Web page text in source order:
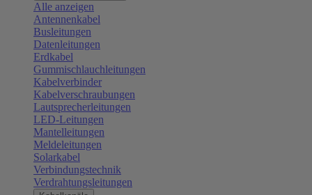
Alle anzeigen
Antennenkabel
Busleitungen
Datenleitungen
Erdkabel
Gummischlauchleitungen
Kabelverbinder
Kabelverschraubungen
Lautsprecherleitungen
LED-Leitungen
Mantelleitungen
Meldeleitungen
Solarkabel
Verbindungstechnik
Verdrahtungsleitungen